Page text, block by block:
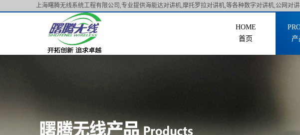
上海曙腾无线系统工程有限公司,专业提供海能达对讲机,摩托罗拉对讲机,等各种数字对讲机,公网对讲
首页